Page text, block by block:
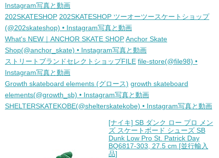
Instagram写真と動画
202SKATESHOP 202SKATESHOP ツーオーツースケートショップ
(@202skateshop) • Instagram写真と動画
What's NEW｜ANCHOR SKATE SHOPAnchor Skate
Shop(@anchor_skate) • Instagram写真と動画
ストリートブランドセレクトショップFILE file-store(@file98) •
Instagram写真と動画
Growth skateboard elements (グロース) growth skateboard
elements(@growth_sb) • Instagram写真と動画
SHELTERSKATEKOBE(@shelterskatekobe) • Instagram写真と動画
[ナイキ] SB ダンク ロー プロ メン
ズ スケートボード シューズ SB
Dunk Low Pro St. Patrick Day
BQ6817-303, 27.5 cm [並行輸入
品]